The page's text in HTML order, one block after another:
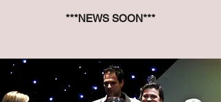
***NEWS SOON***